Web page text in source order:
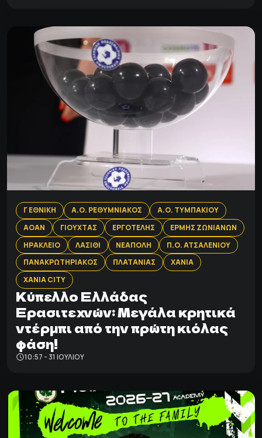
Γ ΕΘΝΙΚΗ Α.Ο. ΡΕΘΥΜΝΙΑΚΟΣ
Α.Ο. ΤΥΜΠΑΚΙΟΥ
ΑΟΑΝ
ΓΙΟΥΧΤΑΣ ΕΡΓΟΤΕΛΗΣ
ΕΡΜΗΣ ΖΩΝΙΑΝΩΝ
ΗΡΑΚΛΕΙΟ
ΛΑΣΙΘΙ ΝΕΑΠΟΛΗ
Π.Ο. ΑΤΣΑΛΕΝΙΟΥ
ΠΑΝΑΚΡΩΤΗΡΙΑΚΟΣ
ΠΛΑΤΑΝΙΑΣ
ΧΑΝΙΑ
ΧΑΝΙΑ CITY
Κύπελλο Ελλάδας
Ερασιτεχνών: Μεγάλα κρητικά
ντέρμπι από την πρώτη κιόλας
φάση!
10:57 - 31 ΙΟΥΛΊΟΥ